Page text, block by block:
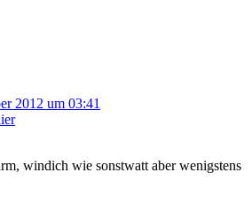
2012 um 03:41
windich wie sonstwatt aber wenigstens